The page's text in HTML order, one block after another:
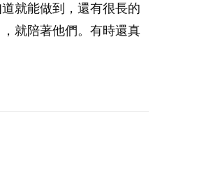
就能做到，還有很長的
就陪著他們。有時還真